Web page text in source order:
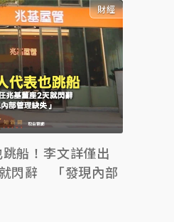
財經
船！李文詳僅出
閃辭 「發現內部